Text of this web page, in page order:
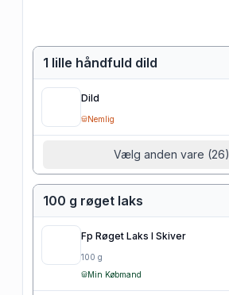
1 lille håndfuld dild
Dild
Nemlig
Vælg anden vare (26)
100 g røget laks
Fp Røget Laks I Skiver
100 g
Min Købmand